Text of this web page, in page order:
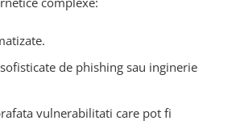
de phishing sau inginerie
vulnerabilitati care pot fi